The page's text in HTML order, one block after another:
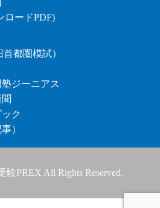
ードPDF)
都圏模試）
ジーニアス
ク
）
験PREX All Rights Reserved.